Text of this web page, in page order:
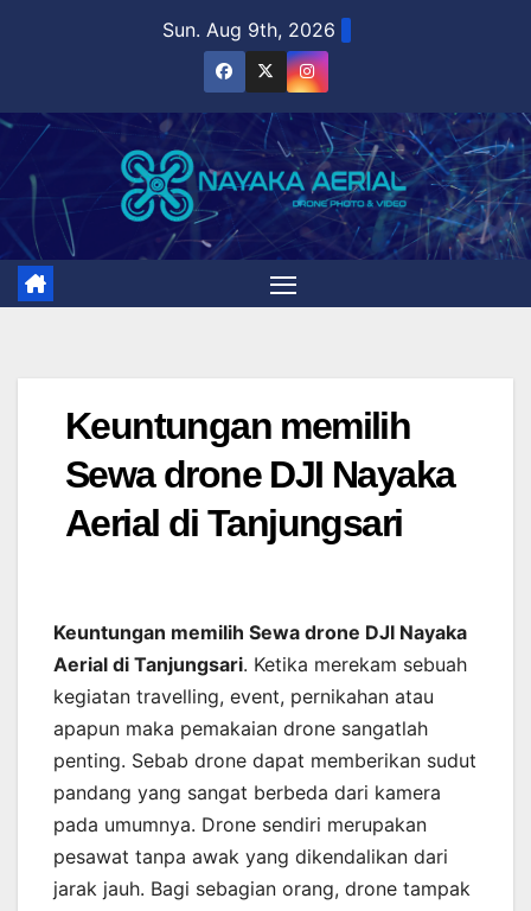
Sun. Aug 9th, 2026
Keuntungan memilih
Sewa drone DJI Nayaka
Aerial di Tanjungsari
Keuntungan memilih Sewa drone DJI Nayaka
Aerial di Tanjungsari. Ketika merekam sebuah
kegiatan travelling, event, pernikahan atau
apapun maka pemakaian drone sangatlah
penting. Sebab drone dapat memberikan sudut
pandang yang sangat berbeda dari kamera
pada umumnya. Drone sendiri merupakan
pesawat tanpa awak yang dikendalikan dari
jarak jauh. Bagi sebagian orang, drone tampak